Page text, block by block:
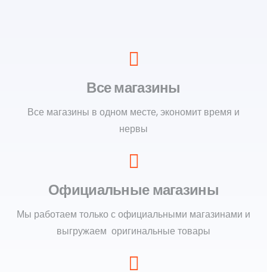
Все магазины
Все магазины в одном месте, экономит время и
нервы
Официальные магазины
Мы работаем только с официальными магазинами и
выгружаем оригинальные товары